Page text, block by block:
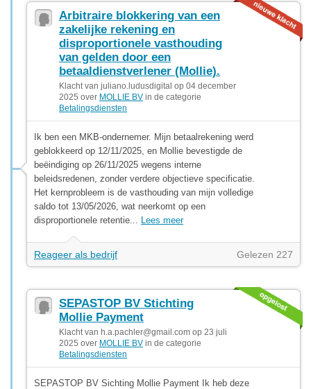
Arbitraire blokkering van een
zakelijke rekening en
disproportionele vasthouding
van gelden door een
betaaldienstverlener (Mollie).
Klacht van juliano.ludusdigital op 04 december
2025 over MOLLIE BV in de categorie
Betalingsdiensten
Ik ben een MKB-ondernemer. Mijn betaalrekening werd
geblokkeerd op 12/11/2025, en Mollie bevestigde de
beëindiging op 26/11/2025 wegens interne
beleidsredenen, zonder verdere objectieve specificatie.
Het kernprobleem is de vasthouding van mijn volledige
saldo tot 13/05/2026, wat neerkomt op een
disproportionele retentie... Lees meer
Reageer als bedrijf Gelezen 227
SEPASTOP BV Stichting
Mollie Payment
Klacht van h.a.pachler@gmail.com op 23 juli
2025 over MOLLIE BV in de categorie
Betalingsdiensten
SEPASTOP BV Sichting Mollie Payment Ik heb deze